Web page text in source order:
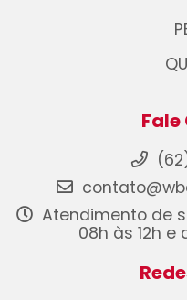
Atendimento de
08h às 12h e